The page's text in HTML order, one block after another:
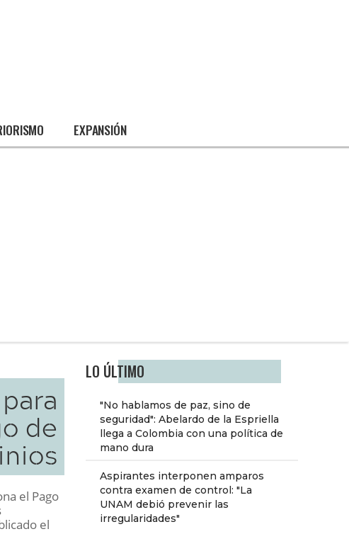
EXPANSIÓN
LO ÚLTIMO
"No hablamos de paz, sino de
seguridad": Abelardo de la Espriella
llega a Colombia con una política de
mano dura
Aspirantes interponen amparos
contra examen de control: "La
UNAM debió prevenir las
irregularidades"
de
el Pago
el